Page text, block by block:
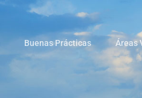
Buenas Prácticas Áreas